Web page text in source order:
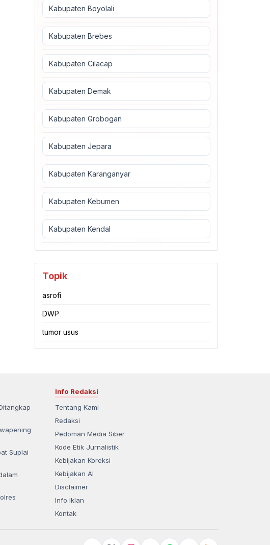
Kabupaten Boyolali
Kabupaten Brebes
Kabupaten Cilacap
Kabupaten Demak
Kabupaten Grobogan
Kabupaten Jepara
Kabupaten Karanganyar
Kabupaten Kebumen
Kabupaten Kendal
Topik
asrofi
DWP
tumor usus
Suplai
Info Redaksi
Tentang Kami
Redaksi
Pedoman Media Siber
Kode Etik Jurnalistik
Kebijakan Koreksi
Kebijakan AI
Disclaimer
Info Iklan
Kontak